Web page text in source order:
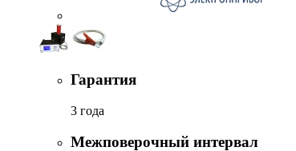
Гарантия
3 года
Межповерочный интервал